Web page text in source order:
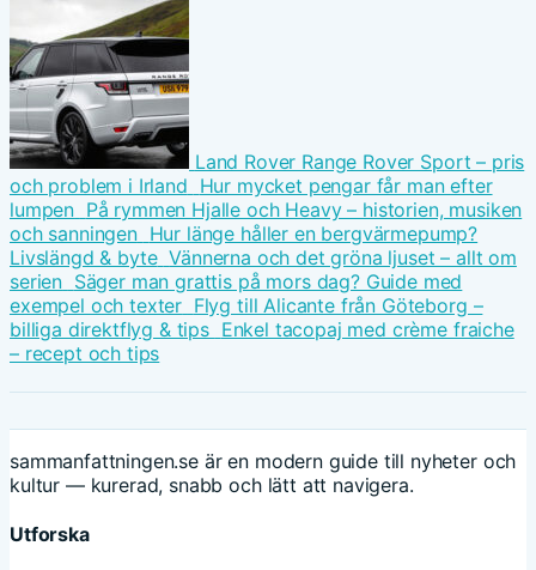
Land Rover Range Rover Sport – pris
och problem i Irland Hur mycket pengar får man efter
lumpen På rymmen Hjalle och Heavy – historien, musiken
och sanningen Hur länge håller en bergvärmepump?
Livslängd & byte Vännerna och det gröna ljuset – allt om
serien Säger man grattis på mors dag? Guide med
exempel och texter Flyg till Alicante från Göteborg –
billiga direktflyg & tips Enkel tacopaj med crème fraiche
– recept och tips
sammanfattningen.se är en modern guide till nyheter och
kultur — kurerad, snabb och lätt att navigera.
Utforska